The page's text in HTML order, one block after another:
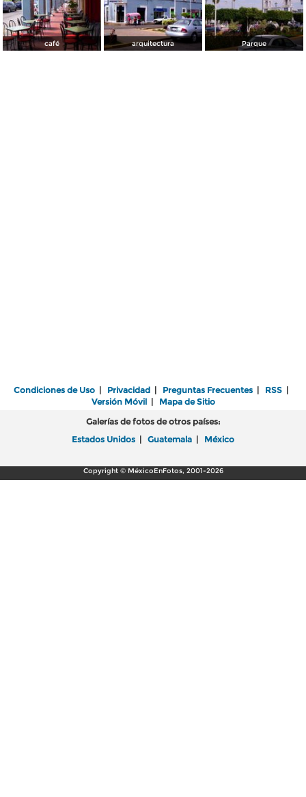
café arquitectura Parque
Condiciones de Uso | Privacidad | Preguntas Frecuentes | RSS |
Versión Móvil| Mapa de Sitio
Galerías de fotos de otros países:
Estados Unidos | Guatemala | México
Copyright © MéxicoEnFotos, 2001-2026